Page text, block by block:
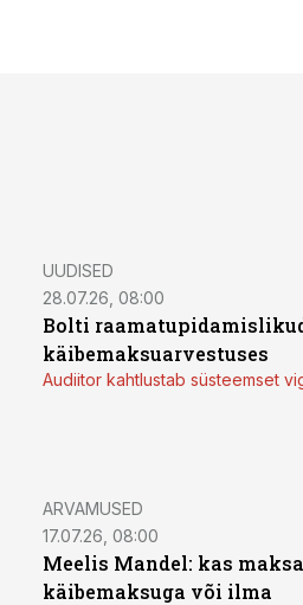
UUDISED
28.07.26, 08:00
Bolti
käibemaksuarvestuses
Audiitor kahtlustab süsteemset
ARVAMUSED
17.07.26, 08:00
Meelis Mandel: kas
käibemaksuga või ilma